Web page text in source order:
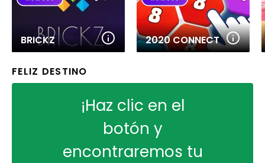
BRICKZ 2020 CONNECT
FELIZ DESTINO
¡Haz clic en el
botón y
encontraremos tu